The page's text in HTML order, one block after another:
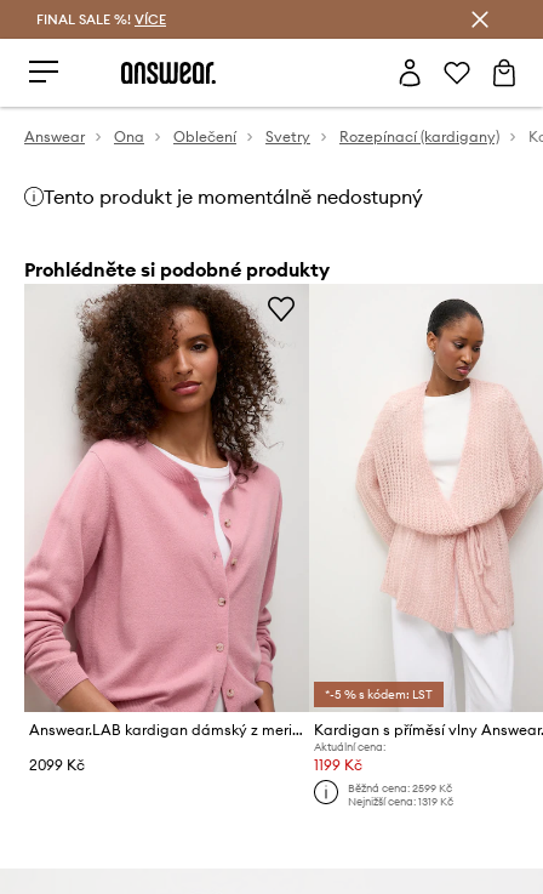
FINAL SALE %! VÍCE
Answear Ona Oblečení Svetry Rozepínací (kardigany)
Tento produkt je momentálně nedostupný
Prohlédněte si podobné produkty
Answear.LAB kardigan dámský z merino vlny
2099 Kč
*-5 % s kódem: LST
Kardigan s příměsí vlny
Aktuální cena:
1199 Kč
Běžná cena: 2599 Kč
Nejnižší cena: 1319 Kč